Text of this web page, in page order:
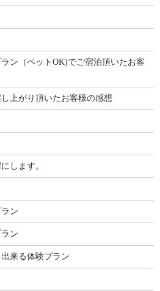
ン（ペットOK)でご宿泊頂いたお客
上がり頂いたお客様の感想
します。
ン
ン
来る体験プラン